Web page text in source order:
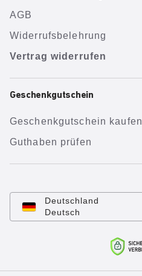
AGB
Widerrufsbelehrung
Vertrag widerrufen
Geschenkgutschein
Geschenkgutschein kaufen
Guthaben prüfen
Deutschland
Deutsch